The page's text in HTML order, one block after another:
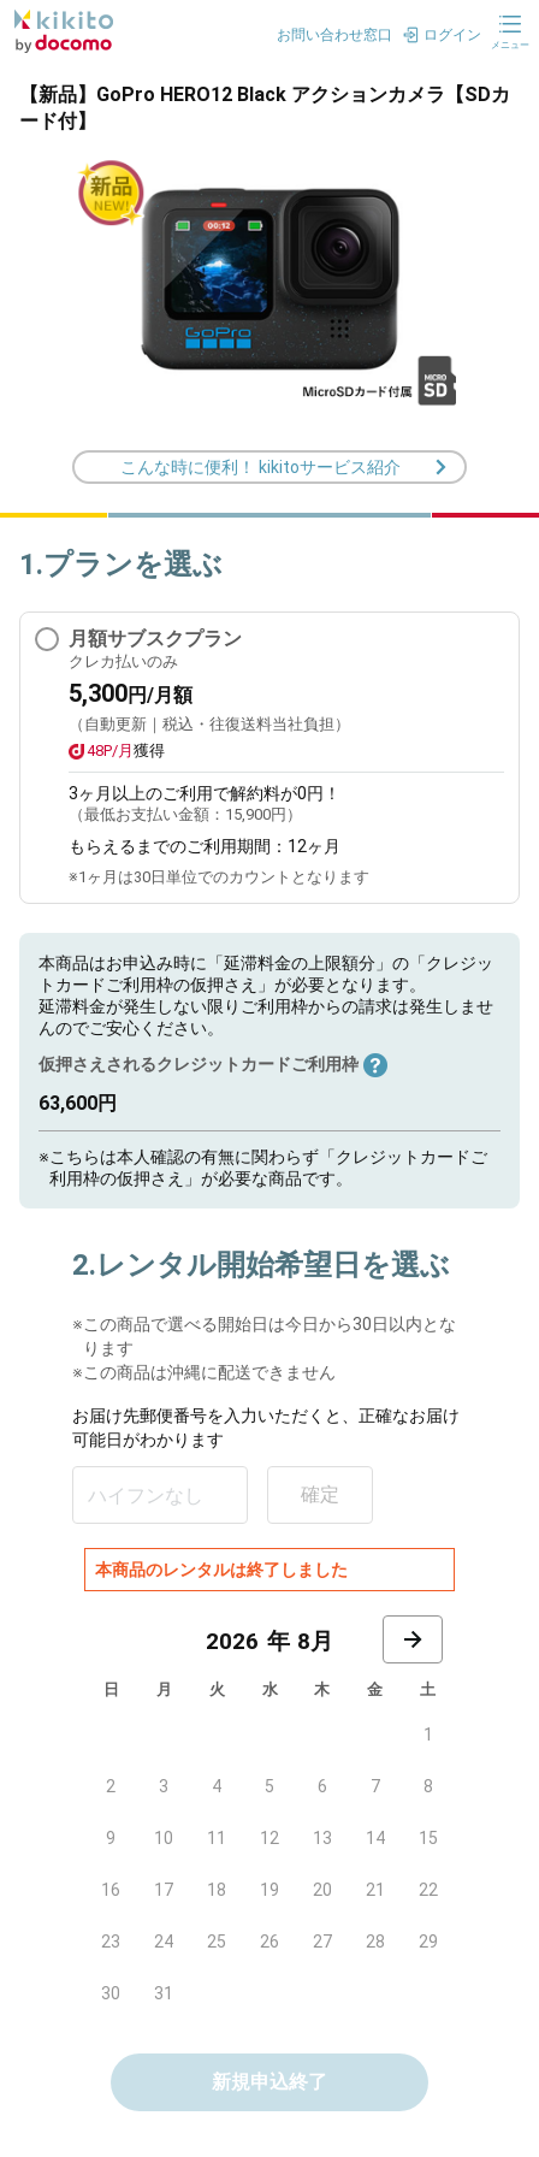
お問い合わせ窓口 ログイン
メニュー
【新品】GoPro HERO12 Black アクションカメラ【SDカ
ード付】
こんな時に便利！ kikitoサービス紹介
1.プランを選ぶ
月額サブスクプラン
クレカ払いのみ
5,300円/月額
（自動更新｜税込・往復送料当社負担）
48P/月 獲得
3ヶ月 以上のご利用で解約料が0円！
（最低お支払い金額： 15,900円 ）
もらえるまでのご利用期間： 12ヶ月
※1ヶ月は30日単位でのカウントとなります
本商品はお申込み時に「延滞料金の上限額分」の「クレジッ
トカードご利用枠の仮押さえ」が必要となります。
延滞料金が発生しない限りご利用枠からの請求は発生しませ
んのでご安心ください。
仮押さえされるクレジットカードご利用枠
63,600円
※こちらは本人確認の有無に関わらず「クレジットカードご
利用枠の仮押さえ」が必要な商品です。
2.レンタル開始希望日を選ぶ
※この商品で選べる開始日は今日から30日以内とな
ります
※この商品は沖縄に配送できません
お届け先郵便番号を入力いただくと、正確なお届け
可能日がわかります
確定
本商品のレンタルは終了しました
8月
日 月 火 水 木 金 土
1
2 3 4 5 6 7 8
9 10 11 12 13 14 15
16 17 18 19 20 21 22
23 24 25 26 27 28 29
30 31
新規申込終了